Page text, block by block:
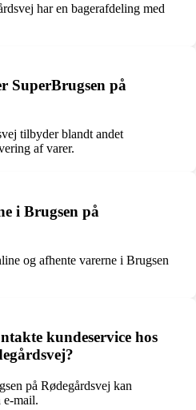
har en bagerafdeling med
SuperBrugsen på
tilbyder blandt andet
af varer.
i Brugsen på
og afhente varerne i Brugsen
kundeservice hos
på Rødegårdsvej kan
e-mail.